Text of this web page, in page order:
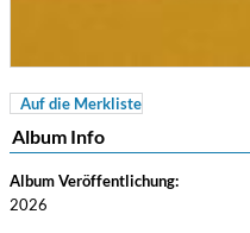
Skuli Sverrisson & Bill Frisell
Auf die Merkliste
Album Info
Album Veröffentlichung:
2026